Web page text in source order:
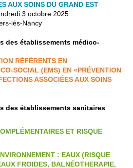
AUX SOINS DU GRAND EST
3 octobre 2025
lès-Nancy
des établissements médico-
RÉFÉRENTS EN
SOCIAL (EMS) EN «PRÉVENTION
ASSOCIÉES AUX SOINS
des établissements sanitaires
ET RISQUE
: EAUX (RISQUE
FROIDES, BALNÉOTHERAPIE,